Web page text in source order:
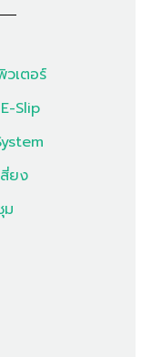
เตอร์
Slip
สี่ยง
ม